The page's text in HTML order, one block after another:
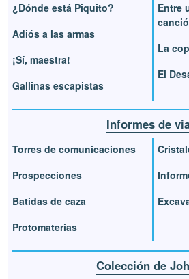
¿Dónde está Piquito?
Adiós a las armas
¡Sí, maestra!
Gallinas escapistas
Entre
La
El
Informes de
Torres de comunicaciones
Prospecciones
Batidas de caza
Protomaterias
Colección de